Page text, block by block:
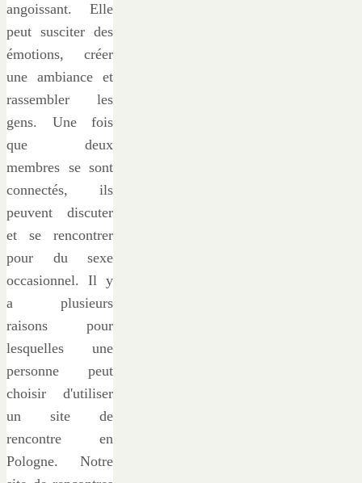
angoissant. Elle
peut susciter des
émotions, créer
une ambiance et
rassembler les
gens. Une fois
que deux
membres se sont
connectés, ils
peuvent discuter
et se rencontrer
pour du sexe
occasionnel. Il y
a plusieurs
raisons pour
lesquelles une
personne peut
choisir d'utiliser
un site de
rencontre en
Pologne. Notre